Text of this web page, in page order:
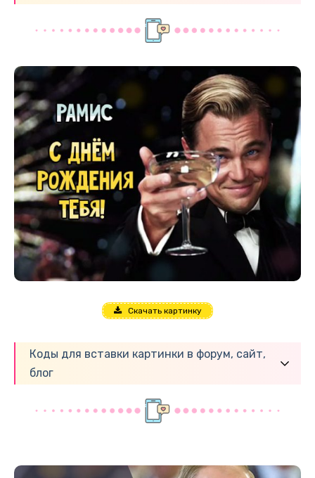
Скачать картинку
Коды для вставки картинки в форум, сайт,
блог